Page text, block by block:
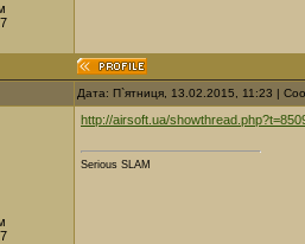
Дата: П`ятниця, 13.02.2015, 11:23 |
http://airsoft.ua/
Serious SLAM